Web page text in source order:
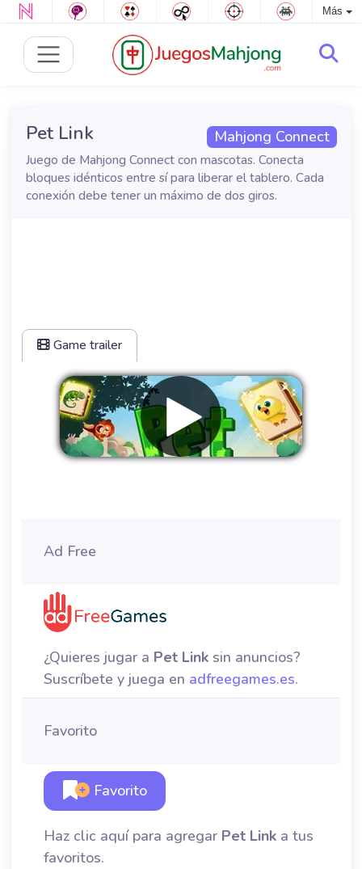
Más
Mahjong Connect
Pet Link
Juego de Mahjong Connect con mascotas. Conecta
bloques idénticos entre sí para liberar el tablero. Cada
conexión debe tener un máximo de dos giros.
Game trailer
Ad Free
¿Quieres jugar a Pet Link sin anuncios?
Suscríbete y juega en adfreegames.es.
Favorito
Favorito
Haz clic aquí para agregar Pet Link a tus
favoritos.